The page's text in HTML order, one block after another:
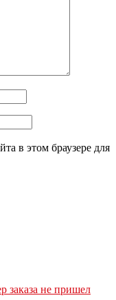
в этом браузере для
заказа не пришел